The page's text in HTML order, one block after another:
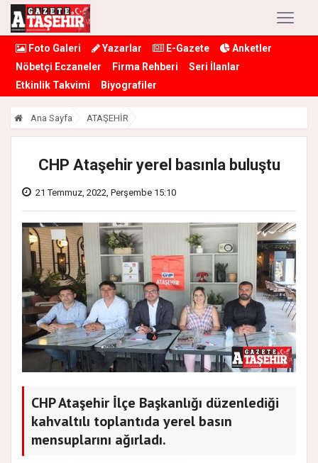
Foto Galeri Yazarlar E-Gazete
Anketler
Nöbetçi Eczaneler
Firma Rehberi
Seri İlanlar
Etkinlik Takvimi
Biyografiler
Ana Sayfa ATAŞEHİR
CHP Ataşehir yerel basınla buluştu
21 Temmuz, 2022, Perşembe 15:10
CHP Ataşehir İlçe Başkanlığı düzenlediği
kahvaltılı toplantıda yerel basın
mensuplarını ağırladı.